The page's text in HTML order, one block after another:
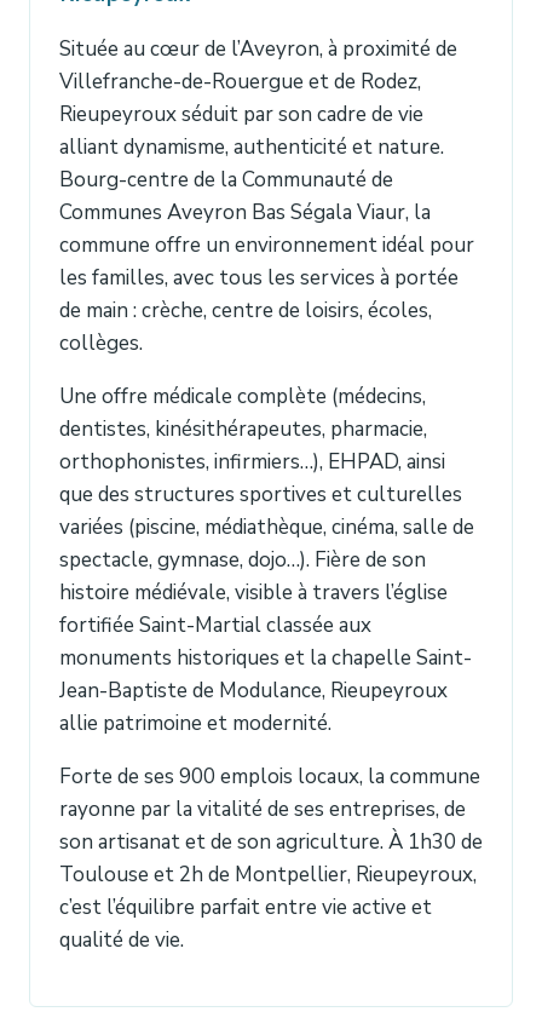
Située au cœur de l’Aveyron, à proximité de
Villefranche-de-Rouergue et de Rodez,
Rieupeyroux séduit par son cadre de vie
alliant dynamisme, authenticité et nature.
Bourg-centre de la Communauté de
Communes Aveyron Bas Ségala Viaur, la
commune offre un environnement idéal pour
les familles, avec tous les services à portée
de main : crèche, centre de loisirs, écoles,
collèges.
Une offre médicale complète (médecins,
dentistes, kinésithérapeutes, pharmacie,
orthophonistes, infirmiers…), EHPAD, ainsi
que des structures sportives et culturelles
variées (piscine, médiathèque, cinéma, salle de
spectacle, gymnase, dojo…). Fière de son
histoire médiévale, visible à travers l’église
fortifiée Saint-Martial classée aux
monuments historiques et la chapelle Saint-
Jean-Baptiste de Modulance, Rieupeyroux
allie patrimoine et modernité.
Forte de ses 900 emplois locaux, la commune
rayonne par la vitalité de ses entreprises, de
son artisanat et de son agriculture. À 1h30 de
Toulouse et 2h de Montpellier, Rieupeyroux,
c’est l’équilibre parfait entre vie active et
qualité de vie.